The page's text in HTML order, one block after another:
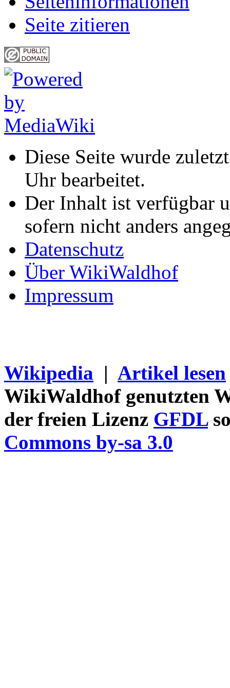
Seite zitieren
Diese Seite wurde
Uhr bearbeitet.
Der Inhalt ist verfügbar
sofern nicht anders
Datenschutz
Über WikiWaldhof
Impressum
Wikipedia | Artikel lesen
WikiWaldhof genutzten
der freien Lizenz GFDL
Commons by-sa 3.0